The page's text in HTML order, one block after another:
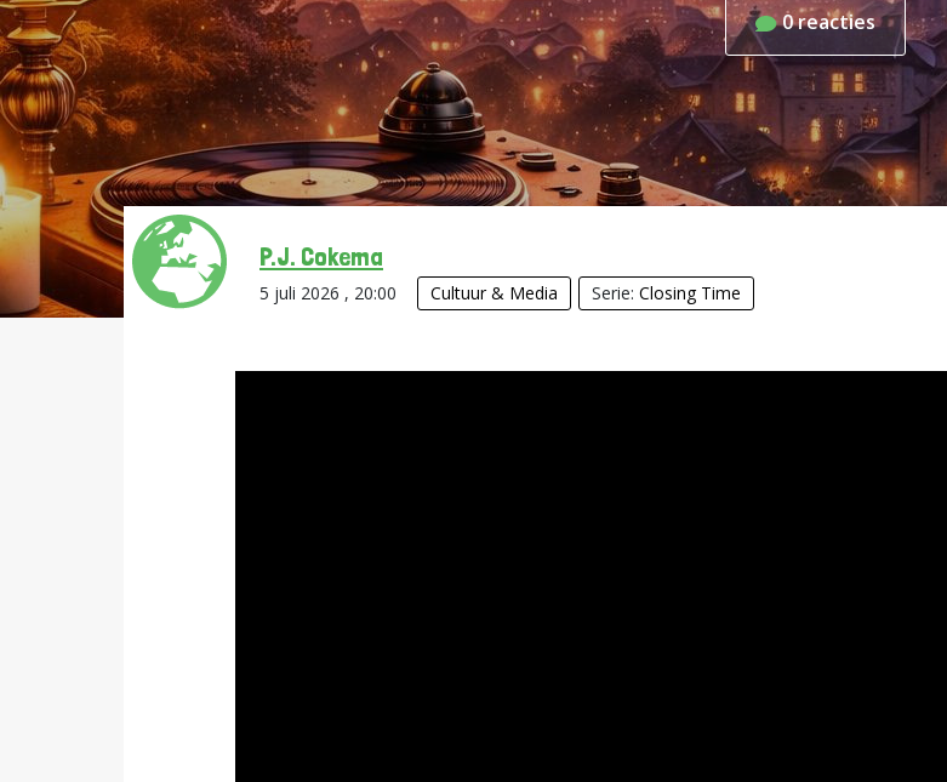
0reacties
P.J. Cokema
5 juli 2026 , 20:00 Cultuur & Media Serie: Closing Time